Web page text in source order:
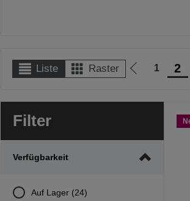
Liste Raster
Zur
Seite
1 2
Filter
Verfügbarkeit
Auf Lager (24)